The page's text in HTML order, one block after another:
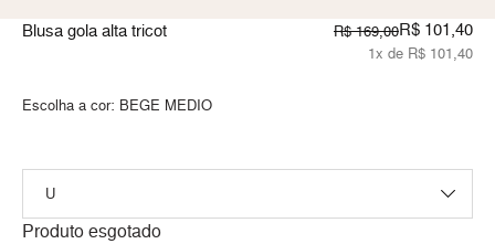
Blusa gola alta tricot R$ 169,00R$ 101,40
1x de R$ 101,40
Escolha a cor: BEGE MEDIO
Produto esgotado